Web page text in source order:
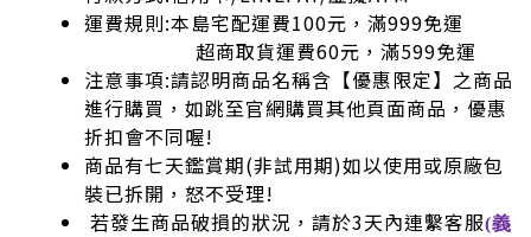
運費規則:本島宅配運費100元，滿999免運
超商取貨運費60元，滿599免運
注意事項:請認明商品名稱含【優惠限定】之商品
進行購買，如跳至官網購買其他頁面商品，優惠
折扣會不同喔!
商品有七天鑑賞期(非試用期)如以使用或原廠包
裝已拆開，怒不受理!
若發生商品破損的狀況，請於3天內連繫客服(義